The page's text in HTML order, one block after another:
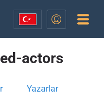
actors
Yazarlar